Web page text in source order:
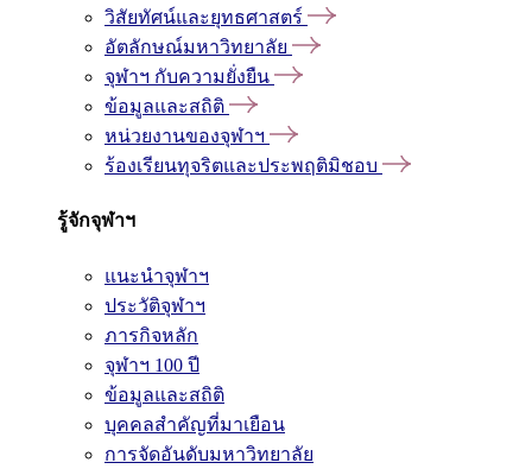
วิสัยทัศน์และยุทธศาสตร์
อัตลักษณ์มหาวิทยาลัย
จุฬาฯ กับความยั่งยืน
ข้อมูลและสถิติ
หน่วยงานของจุฬาฯ
ร้องเรียนทุจริตและประพฤติมิชอบ
รู้จักจุฬาฯ
แนะนำจุฬาฯ
ประวัติจุฬาฯ
ภารกิจหลัก
จุฬาฯ 100 ปี
ข้อมูลและสถิติ
บุคคลสำคัญที่มาเยือน
การจัดอันดับมหาวิทยาลัย